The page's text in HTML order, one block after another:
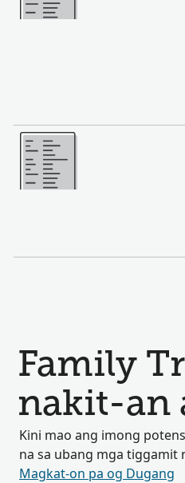
Dugang pa
Family
nakit-an
Kini mao ang imong
na sa ubang mga tiggamit
Magkat-on pa og Dugang